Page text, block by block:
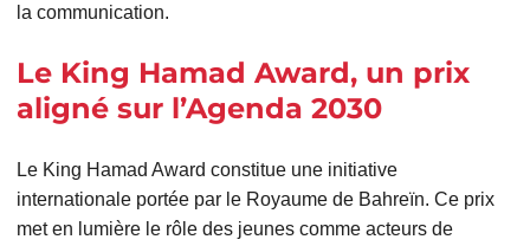
la communication.
Le King Hamad Award, un prix
aligné sur l’Agenda 2030
Le King Hamad Award constitue une initiative
internationale portée par le Royaume de Bahreïn. Ce prix
met en lumière le rôle des jeunes comme acteurs de